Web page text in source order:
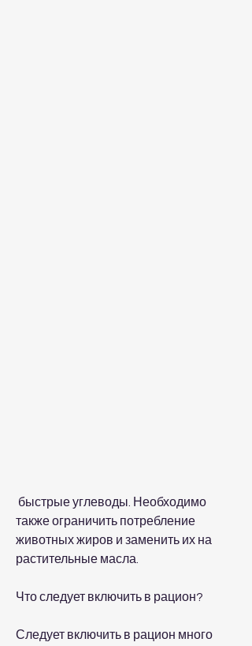
также ограничить потребление
животных жиров и заменить их на
растительные масла.
Что следует включить в рацион?
Следует включить в рацион много